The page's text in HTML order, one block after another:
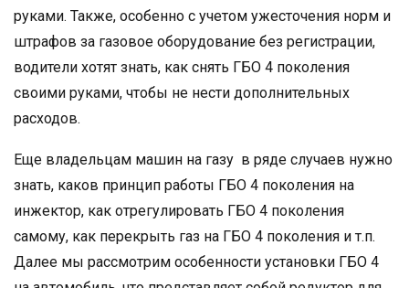
руками. Также, особенно с учетом ужесточения норм и
штрафов за газовое оборудование без регистрации,
водители хотят знать, как снять ГБО 4 поколения
своими руками, чтобы не нести дополнительных
расходов.
Еще владельцам машин на газу в ряде случаев нужно
знать, каков принцип работы ГБО 4 поколения на
инжектор, как отрегулировать ГБО 4 поколения
самому, как перекрыть газ на ГБО 4 поколения и т.п.
Далее мы рассмотрим особенности установки ГБО 4